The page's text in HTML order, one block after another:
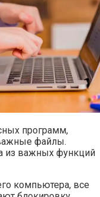
программ,
файлы.
из важных функций
компьютера, все